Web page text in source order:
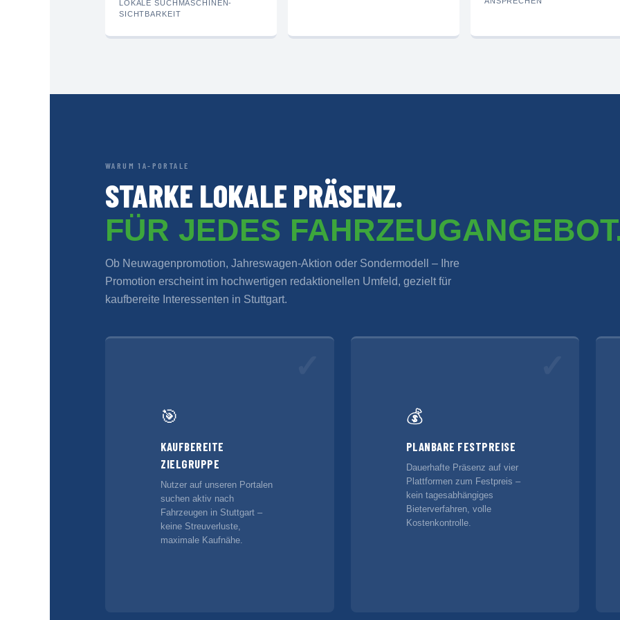
LOKALE SUCHMASCHINEN-
SICHTBARKEIT
WARUM 1A-PORTALE
STARKE LOKALE PRÄSENZ.
FÜR JEDES
Ob Neuwagenpromotion, Jahreswagen-Aktion oder Sondermodell – Ihre
Promotion erscheint im hochwertigen redaktionellen Umfeld, gezielt für
kaufbereite Interessenten in Stuttgart.
🎯
KAUFBEREITE
ZIELGRUPPE
Nutzer auf unseren Portalen
suchen aktiv nach
Fahrzeugen in Stuttgart –
keine Streuverluste,
maximale Kaufnähe.
💰
PLANBARE FESTPREISE
Dauerhafte Präsenz auf vier
Plattformen zum Festpreis –
kein tagesabhängiges
Bieterverfahren, volle
Kostenkontrolle.